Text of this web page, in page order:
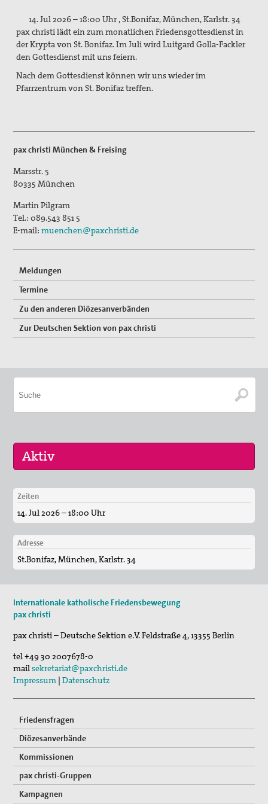
Wilhelmine Miller
Projekte
Kindersoldat*innen: Krieg statt Kindheit.
Drohnen, Autonome Waffen
Freihandel - CETA, TTIP und TISA
Grundsätzliches zu TTIP
Kirchliche Stellungnahmen zu TTIP
Stellungnahmen aus der Friedensbewegung zu TTIP
TTIP Aktionen
Erklärungen
Material
14. Jul 2026 – 18:00 Uhr , St.Bonifaz, München, Karlstr. 34
pax christi lädt ein zum monatlichen Friedensgottesdienst in
der Krypta von St. Bonifaz. Im Juli wird Luitgard Golla-Fackler
den Gottesdienst mit uns feiern.
Nach dem Gottesdienst können wir uns wieder im
Pfarrzentrum von St. Bonifaz treffen.
pax christi München & Freising
Marsstr. 5
80335 München
Martin Pilgram
Tel.:089.543 851 5
E-mail:muenchen@paxchristi.de
Meldungen
Termine
Zu den anderen Diözesanverbänden
Zur Deutschen Sektion von pax christi
08. Sep 2026
Friedensgottesdienst
23. Sep 2026
Friedensethische Aspekte in Magnifica Humanit…
Zeiten
14. Jul 2026 – 18:00 Uhr
Adresse
St.Bonifaz, München, Karlstr. 34
Internationale katholische Friedensbewegung
pax christi
pax christi – Deutsche Sektion e.V.Feldstraße 4,13355 Berlin
tel+49 30 2007678-0
mailsekretariat@paxchristi.de
Impressum |Datenschutz
Friedensfragen
Diözesanverbände
Kommissionen
pax christi-Gruppen
Kampagnen